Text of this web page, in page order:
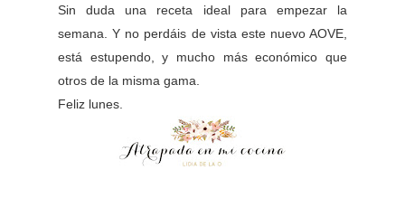
Sin duda una receta ideal para empezar la
semana. Y no perdáis de vista este nuevo AOVE,
está estupendo, y mucho más económico que
otros de la misma gama.
Feliz lunes.